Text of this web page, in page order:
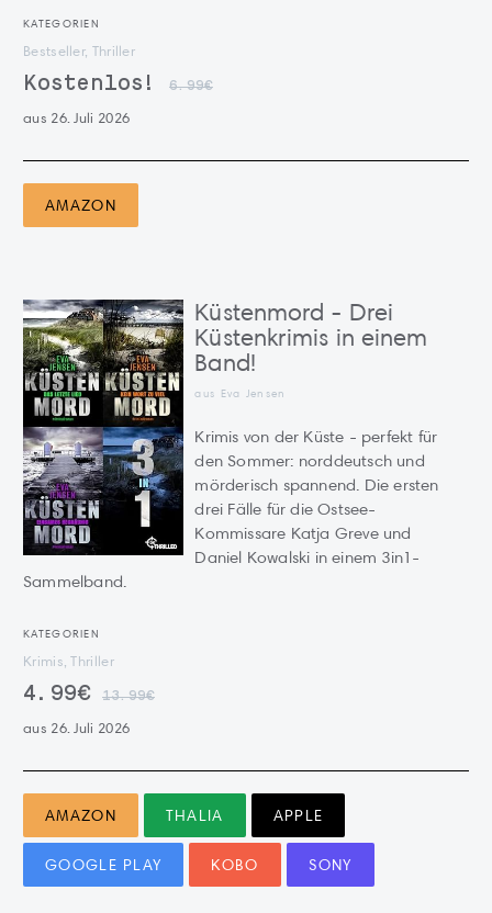
KATEGORIEN
Bestseller, Thriller
Kostenlos! 6.99€
aus 26. Juli 2026
AMAZON
Küstenmord - Drei
Küstenkrimis in einem
Band!
aus Eva Jensen
Krimis von der Küste - perfekt für
den Sommer: norddeutsch und
mörderisch spannend. Die ersten
drei Fälle für die Ostsee-
Kommissare Katja Greve und
Daniel Kowalski in einem 3in1-
Sammelband.
KATEGORIEN
Krimis, Thriller
4.99€ 13.99€
aus 26. Juli 2026
AMAZON THALIA APPLE
GOOGLE PLAY KOBO SONY